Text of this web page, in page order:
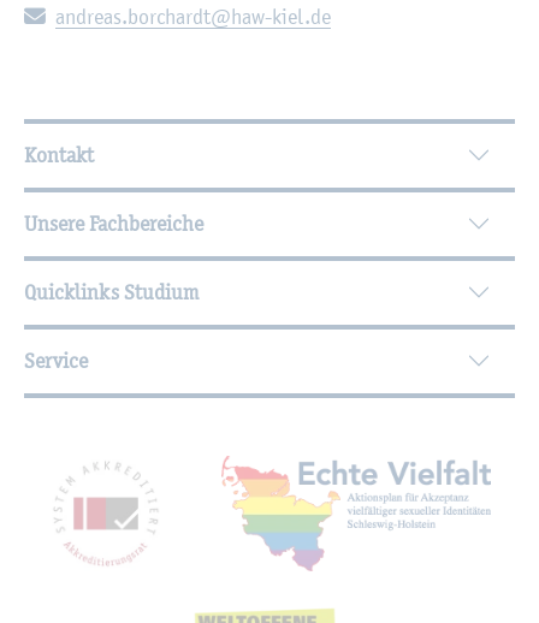
E-Mail:
an­dre­as.​borchardt@​haw-​kiel.​de
Wei­ter­füh­ren­de In­for­ma­tio­nen
Kontakt
Unsere Fachbereiche
Quicklinks Studium
Service
Mit­glied­schaf­ten,